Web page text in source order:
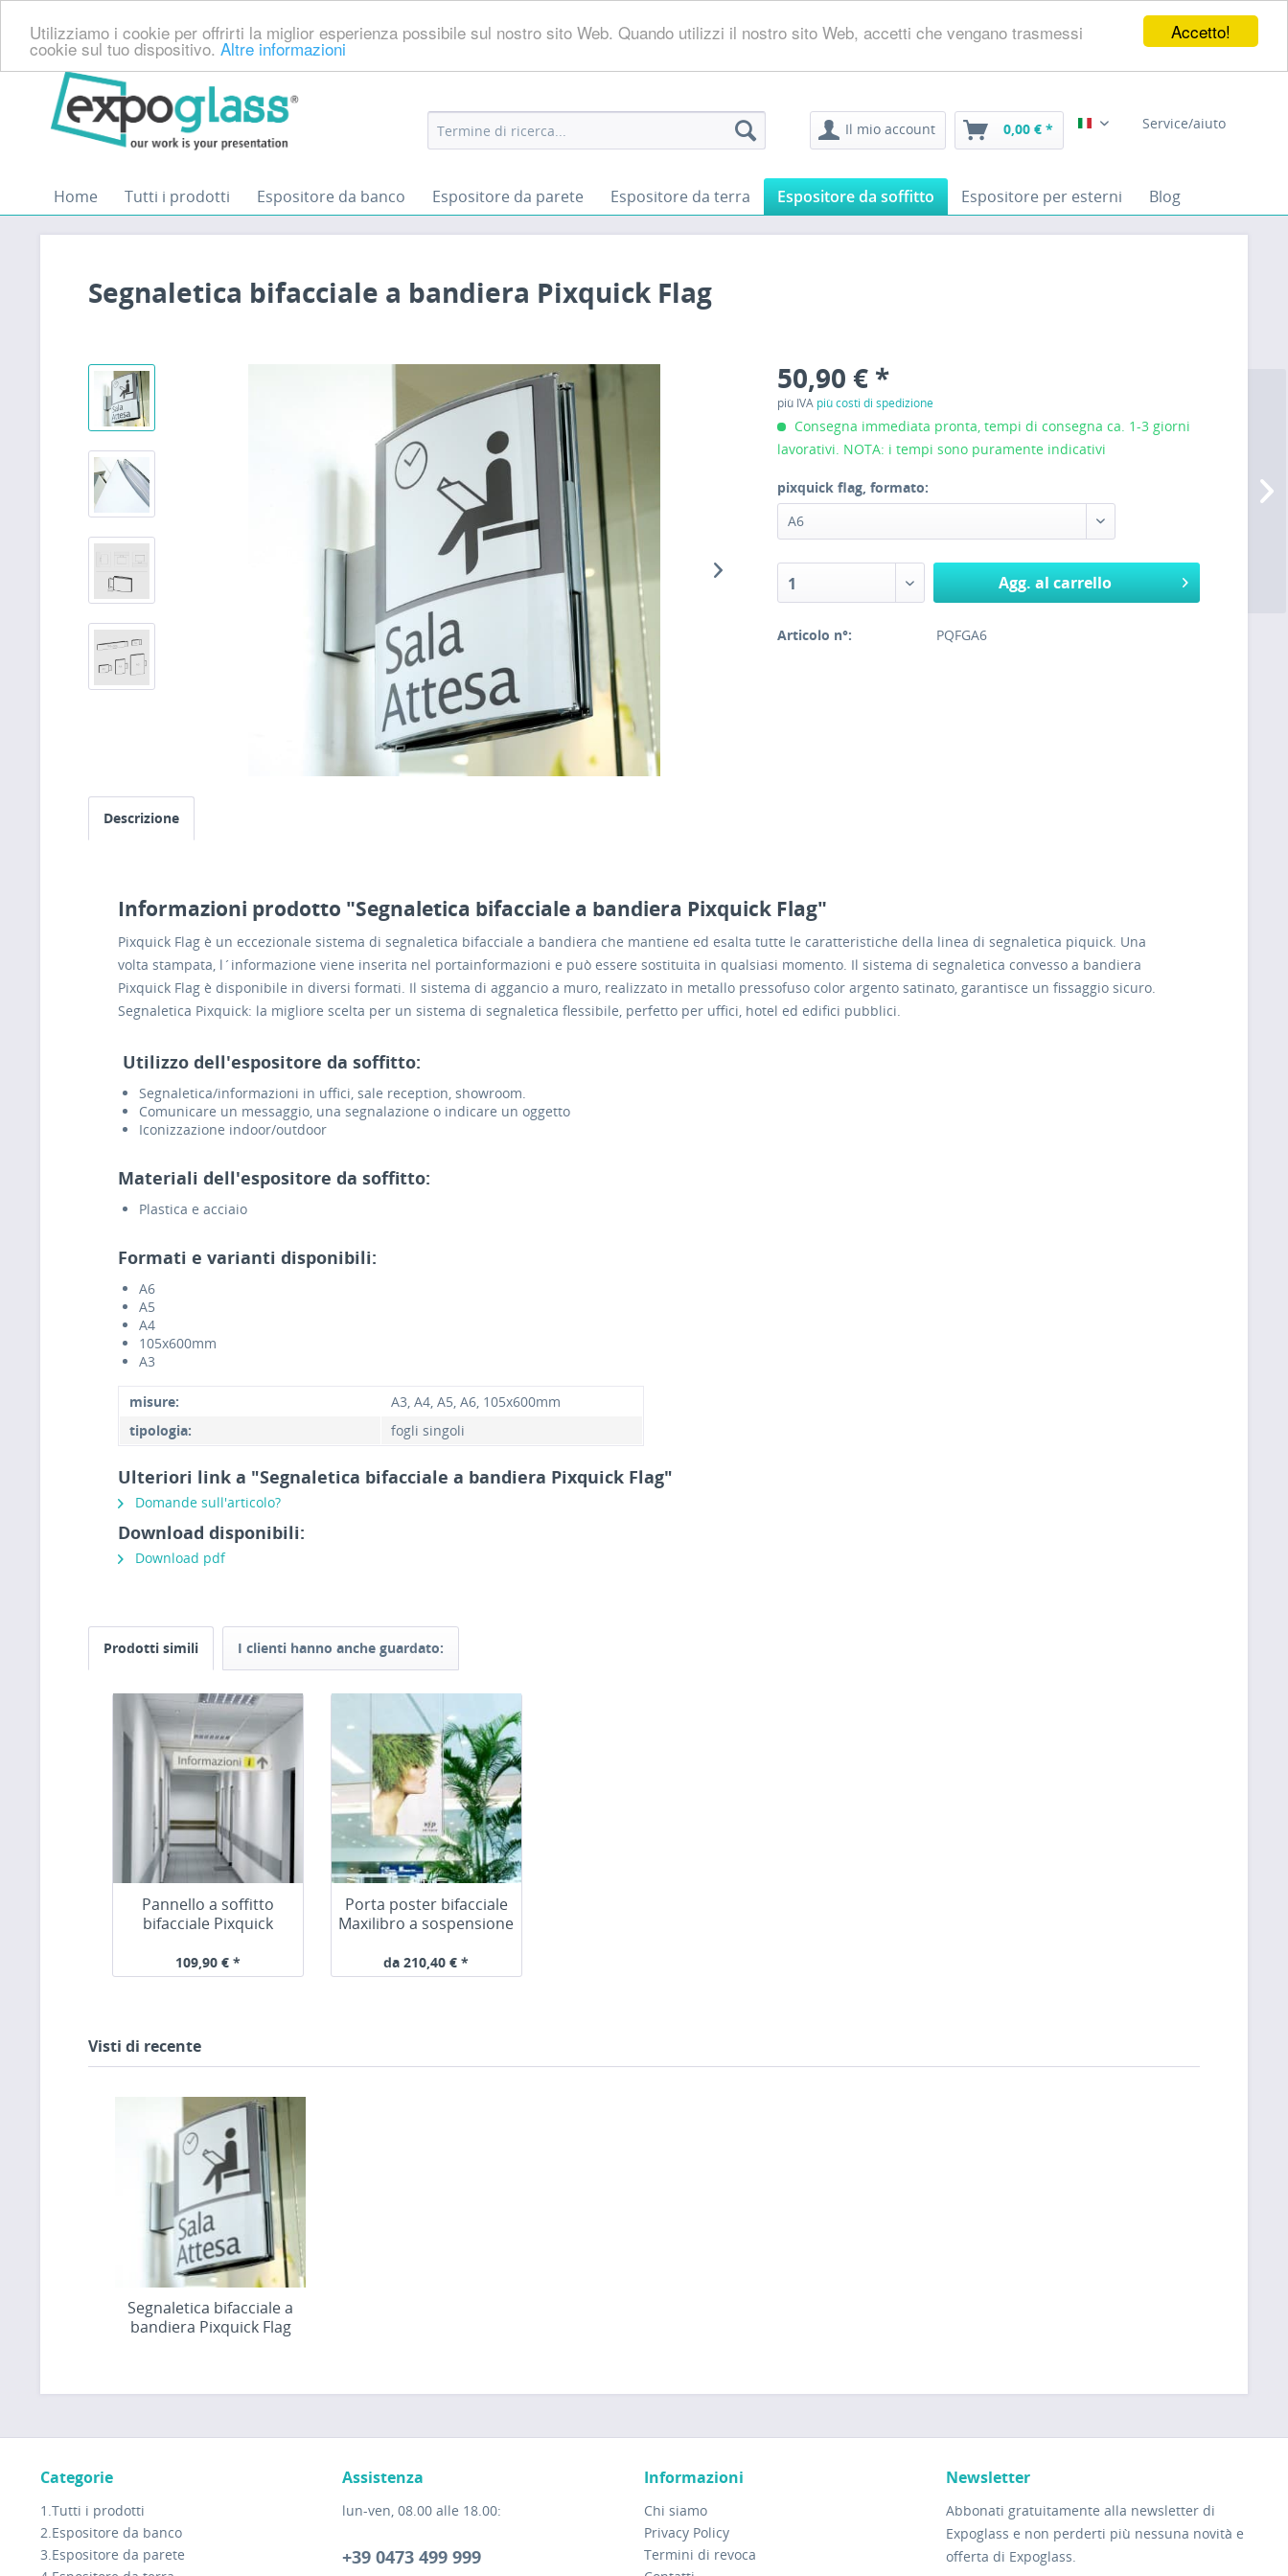
Accetto!
Utilizziamo i cookie per offrirti la miglior esperienza possibile sul nostro sito Web. Quando utilizzi il nostro sito Web, accetti che vengano trasmessi
cookie sul tuo dispositivo. Altre informazioni
Il mio account 0,00 € * Italiano Service/aiuto
Home Tutti i prodotti Espositore da banco Espositore da parete Espositore da terra Espositore da soffitto Espositore per esterni Blog
Segnaletica bifacciale a bandiera Pixquick Flag
50,90 € *
più IVA più costi di spedizione
Consegna immediata pronta, tempi di consegna ca. 1-3 giorni
lavorativi. NOTA: i tempi sono puramente indicativi
pixquick flag, formato:
A6
1 Agg. al carrello
Articolo n°: PQFGA6
Descrizione
Informazioni prodotto "Segnaletica bifacciale a bandiera Pixquick Flag"
Pixquick Flag è un eccezionale sistema di segnaletica bifacciale a bandiera che mantiene ed esalta tutte le caratteristiche della linea di segnaletica piquick. Una
volta stampata, l´informazione viene inserita nel portainformazioni e può essere sostituita in qualsiasi momento. Il sistema di segnaletica convesso a bandiera
Pixquick Flag è disponibile in diversi formati. Il sistema di aggancio a muro, realizzato in metallo pressofuso color argento satinato, garantisce un fissaggio sicuro.
Segnaletica Pixquick: la migliore scelta per un sistema di segnaletica flessibile, perfetto per uffici, hotel ed edifici pubblici.
Utilizzo dell'espositore da soffitto:
Segnaletica/informazioni in uffici, sale reception, showroom.
Comunicare un messaggio, una segnalazione o indicare un oggetto
Iconizzazione indoor/outdoor
Materiali dell'espositore da soffitto:
Plastica e acciaio
Formati e varianti disponibili:
A6
A5
A4
105x600mm
A3
misure:
A3, A4, A5, A6, 105x600mm
tipologia:
fogli singoli
Ulteriori link a "Segnaletica bifacciale a bandiera Pixquick Flag"
Domande sull'articolo?
Download disponibili:
Download pdf
Prodotti simili I clienti hanno anche guardato:
Pannello a soffitto
bifacciale Pixquick
109,90 € *
Porta poster bifacciale
Maxilibro a sospensione
da 210,40 € *
Visti di recente
Segnaletica bifacciale a
bandiera Pixquick Flag
Categorie
1.Tutti i prodotti
2.Espositore da banco
3.Espositore da parete
Assistenza
lun-ven, 08.00 alle 18.00:
+39 0473 499 999
Informazioni
Chi siamo
Privacy Policy
Termini di revoca
Newsletter
Abbonati gratuitamente alla newsletter di
Expoglass e non perderti più nessuna novità e
offerta di Expoglass.